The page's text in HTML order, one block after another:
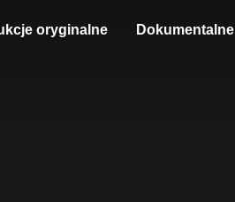
oryginalne Dokumentalne